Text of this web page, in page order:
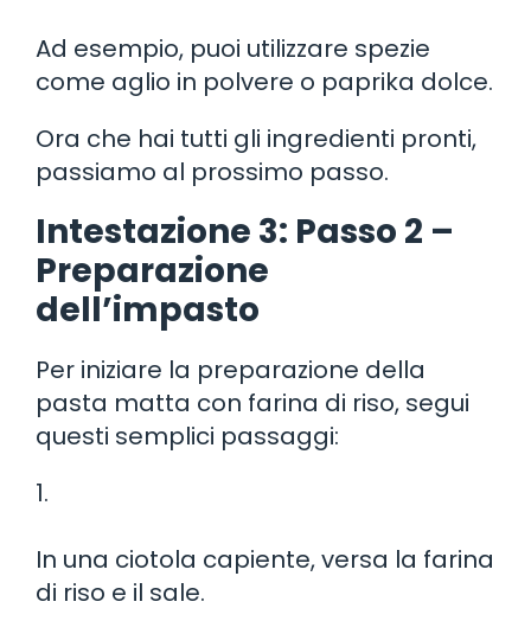
Ad esempio, puoi utilizzare spezie
come aglio in polvere o paprika dolce.
Ora che hai tutti gli ingredienti pronti,
passiamo al prossimo passo.
Intestazione 3: Passo 2 –
Preparazione
dell’impasto
Per iniziare la preparazione della
pasta matta con farina di riso, segui
questi semplici passaggi:
1.
In una ciotola capiente, versa la farina
di riso e il sale.